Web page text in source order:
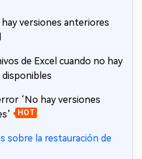
versiones anteriores
de Excel cuando no hay
‘No hay versiones
HOT
sobre la restauración de